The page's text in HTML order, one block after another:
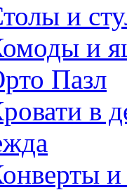
и
и
Пазл
в